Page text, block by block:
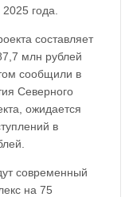
года.
составляет
млн рублей
сообщили в
Северного
ожидается
в
современный
на 75